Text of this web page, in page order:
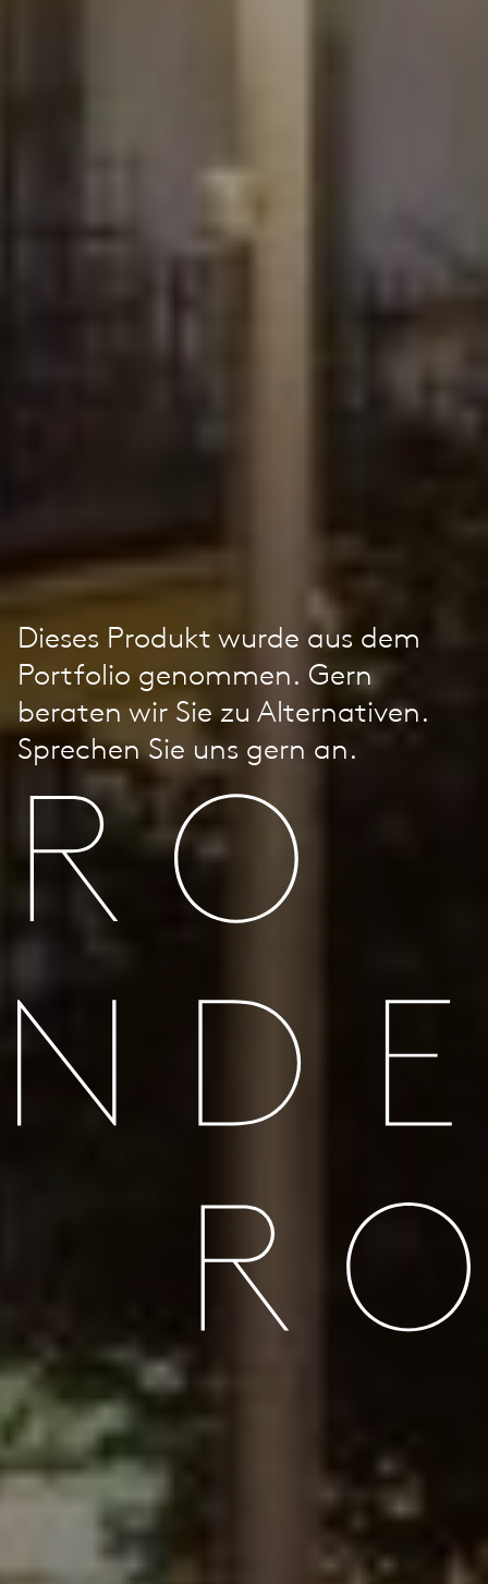
Dieses Produkt wurde aus dem
Portfolio genommen. Gern
beraten wir Sie zu Alternativen.
Sprechen Sie uns gern an.